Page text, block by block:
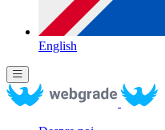
English